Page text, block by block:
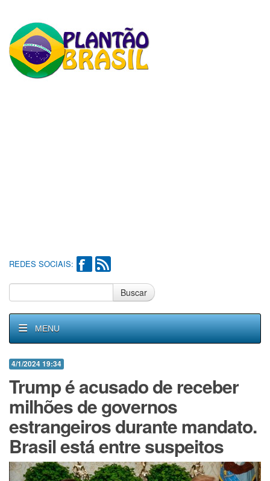
REDES SOCIAIS:
Buscar
MENU
4/1/2024 19:34
Trump é acusado de receber
milhões de governos
estrangeiros durante mandato.
Brasil está entre suspeitos